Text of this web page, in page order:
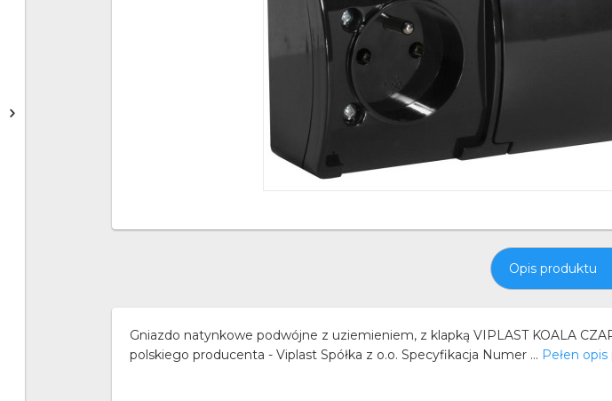
Opis produktu
Gniazdo natynkowe podwójne z uziemieniem, z klapką VIPLAST KOALA
polskiego producenta - Viplast Spółka z o.o. Specyfikacja Numer ... Pełen